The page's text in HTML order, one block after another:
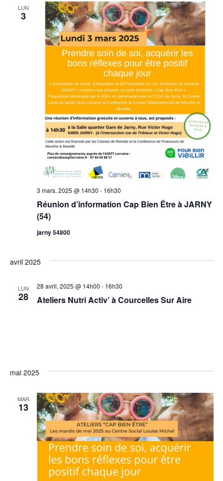
LUN
3
Réunion d’information Cap Bien Être à JARNY
(54)
3 mars, 2025 @ 14h30 - 16h30
jarny 54800
avril 2025
LUN
28 Ateliers Nutri Activ’ à Courcelles Sur Aire
28 avril, 2025 @ 14h00 - 16h30
mai 2025
MAR
13